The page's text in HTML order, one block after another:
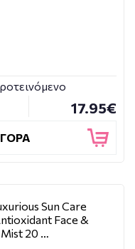
17.95€
Sun Care
Face &
20 …